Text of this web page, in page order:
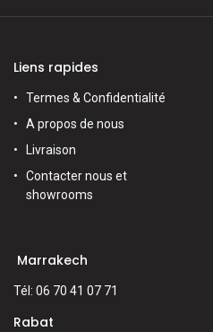
Liens rapides
Termes & Confidentialité
A propos de nous
Livraison
Contacter nous et
showrooms
Marrakech
Tél: 06 70 41 07 71
Rabat